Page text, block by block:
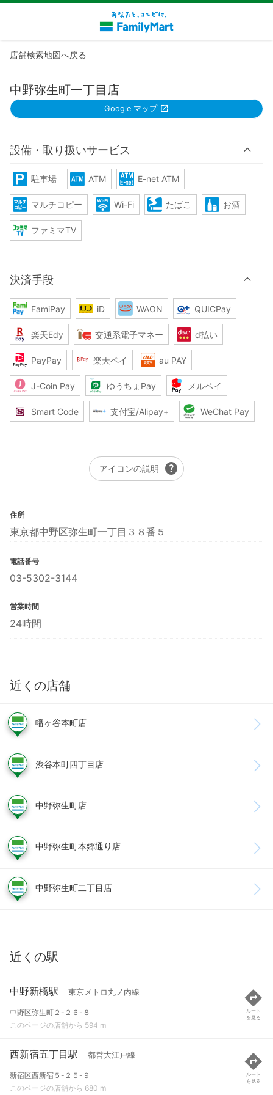
店舗検索地図へ戻る
中野弥生町一丁目店
Google マップ
設備・取り扱いサービス
駐車場 ATM E-net ATM
マルチコピー Wi-Fi たばこ お酒
ファミマTV
決済手段
FamiPay iD WAON QUICPay
楽天Edy 交通系電子マネー d払い
PayPay 楽天ペイ au PAY
J-Coin Pay ゆうちょPay メルペイ
Smart Code 支付宝/Alipay+ WeChat Pay
アイコンの説明 help
住所
東京都中野区弥生町一丁目３８番５
電話番号
03-5302-3144
営業時間
24時間
近くの店舗
幡ヶ谷本町店
渋谷本町四丁目店
中野弥生町店
中野弥生町本郷通り店
中野弥生町二丁目店
近くの駅
中野新橋駅 東京メトロ丸ノ内線
中野区弥生町２-２６-８
このページの店舗から 594 m
ルート
を見る
西新宿五丁目駅 都営大江戸線
新宿区西新宿５-２５-９
このページの店舗から 680 m
ルート
を見る